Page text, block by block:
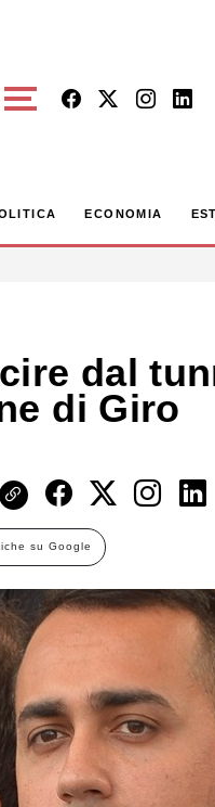
ECONOMIA
dal
di Giro
su Google